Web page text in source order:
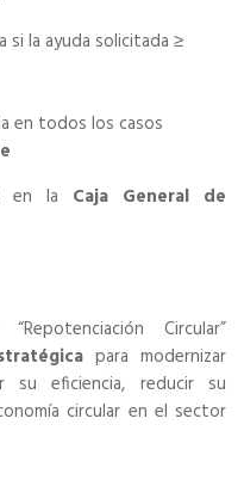
si la ayuda solicitada ≥
en todos los casos
en la Caja General de
Circular”
para modernizar
su eficiencia, reducir su
circular en el sector